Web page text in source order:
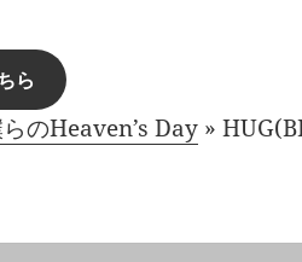
ら
のHeaven’s Day »